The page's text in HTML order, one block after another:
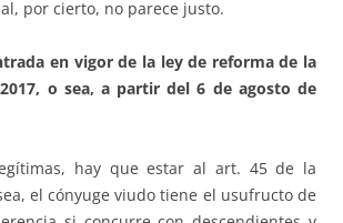
por cierto, no parece justo.
en vigor de la ley de reforma de la
o sea, a partir del 6 de agosto de
hay que estar al art. 45 de la
el cónyuge viudo tiene el usufructo de